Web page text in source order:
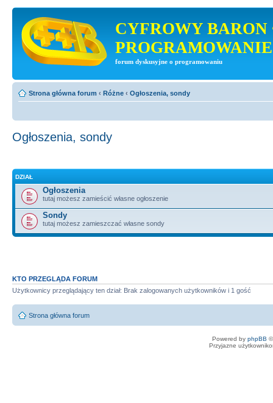
CYFROWY BARON
PROGRAMOWANIE
forum dyskusyjne o programowaniu
Strona główna forum ‹ Różne ‹ Ogłoszenia, sondy
Ogłoszenia, sondy
DZIAŁ
Ogłoszenia
tutaj możesz zamieścić własne ogłoszenie
Sondy
tutaj możesz zamieszczać własne sondy
KTO PRZEGLĄDA FORUM
Użytkownicy przeglądający ten dział: Brak zalogowanych użytkowników i 1 gość
Strona główna forum
Powered by phpBB
Przyjazne